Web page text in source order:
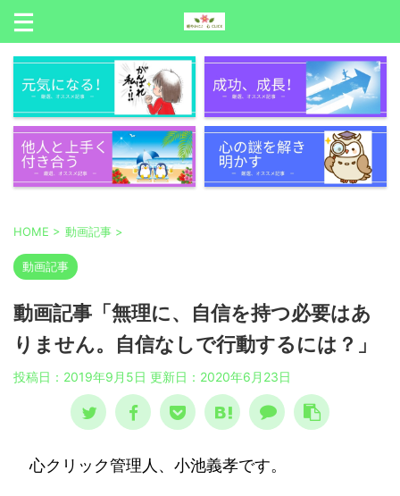
HOME > 動画記事 >
動画記事
動画記事「無理に、自信を持つ必要はあ
りません。自信なしで行動するには？」
投稿日：2019年9月5日 更新日： 2020年6月23日
心クリック管理人、小池義孝です。